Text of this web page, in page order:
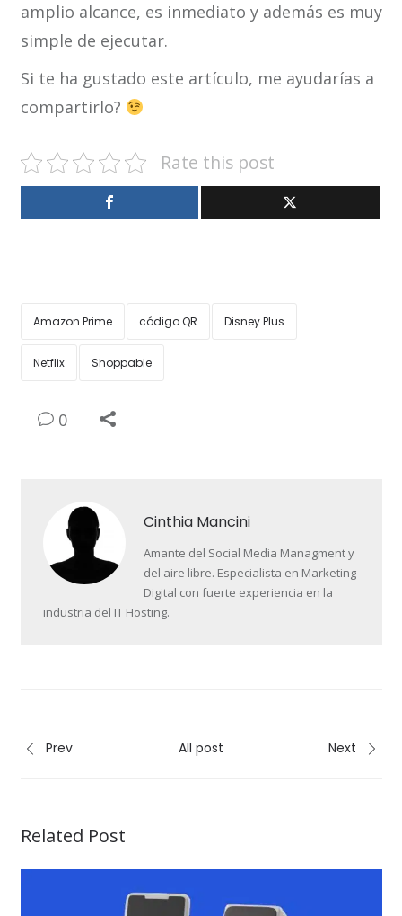
amplio alcance, es inmediato y además es muy
simple de ejecutar.
Si te ha gustado este artículo, me ayudarías a
compartirlo?
Rate this post
Amazon Prime código QR Disney Plus
Netflix Shoppable
0
Cinthia Mancini
Amante del Social Media Managment y
del aire libre. Especialista en Marketing
Digital con fuerte experiencia en la
industria del IT Hosting.
Prev All post Next
Related Post